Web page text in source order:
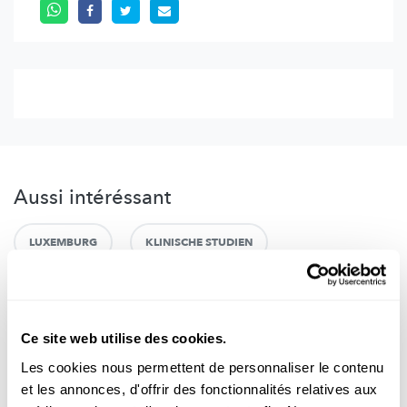
Ce site web utilise des cookies.
Les cookies nous permettent de personnaliser le contenu
et les annonces, d'offrir des fonctionnalités relatives aux
Aussi intéréssant
LUXEMBURG KLINISCHE STUDIEN